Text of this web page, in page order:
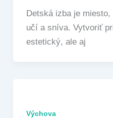
Detská izba je
učí a sníva. Vytvoriť
estetický, ale aj
Výchova